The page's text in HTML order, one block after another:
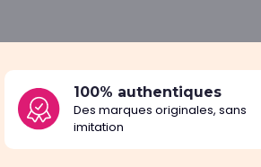
100% authentiques
Des marques originales, sans
imitation